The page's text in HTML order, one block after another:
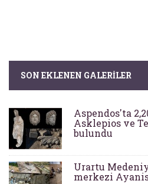
SON EKLENEN GALERILER
Aspendos'ta
Asklepios ve
bulundu
Urartu
merkezi